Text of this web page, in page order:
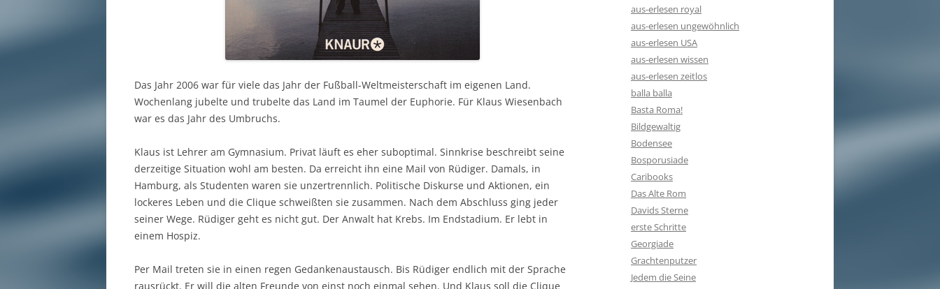
Das Jahr 2006 war für viele das Jahr der Fußball-Weltmeisterschaft im eigenen Land.
Wochenlang jubelte und trubelte das Land im Taumel der Euphorie. Für Klaus Wiesenbach
war es das Jahr des Umbruchs.
Klaus ist Lehrer am Gymnasium. Privat läuft es eher suboptimal. Sinnkrise beschreibt seine
derzeitige Situation wohl am besten. Da erreicht ihn eine Mail von Rüdiger. Damals, in
Hamburg, als Studenten waren sie unzertrennlich. Politische Diskurse und Aktionen, ein
lockeres Leben und die Clique schweißten sie zusammen. Nach dem Abschluss ging jeder
seiner Wege. Rüdiger geht es nicht gut. Der Anwalt hat Krebs. Im Endstadium. Er lebt in
einem Hospiz.
Per Mail treten sie in einen regen Gedankenaustausch. Bis Rüdiger endlich mit der Sprache
rausrückt. Er will die alten Freunde von einst noch einmal sehen. Und Klaus soll die Clique
aus-erlesen royal
aus-erlesen ungewöhnlich
aus-erlesen USA
aus-erlesen wissen
aus-erlesen zeitlos
balla balla
Basta Roma!
Bildgewaltig
Bodensee
Bosporusiade
Caribooks
Das Alte Rom
Davids Sterne
erste Schritte
Georgiade
Grachtenputzer
Jedem die Seine